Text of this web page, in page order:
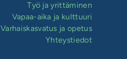
Työ ja yrittäminen
Vapaa-aika ja kulttuuri
Varhaiskasvatus ja opetus
Yhteystiedot